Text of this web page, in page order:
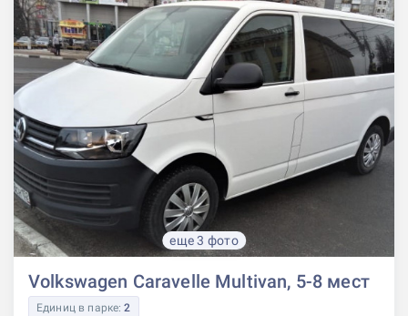
еще 3 фото
Volkswagen Caravelle Multivan, 5-8 мест
Единиц в парке:2